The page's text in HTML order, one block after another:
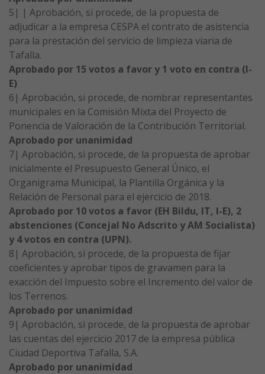
5| | Aprobación, si procede, de la propuesta de
adjudicar a la empresa CESPA el contrato de asistencia
para la prestación del servicio de limpieza viaria de
Tafalla.
Aprobado por 15 votos a favor y 1 voto en contra (I-
E)
6| Aprobación, si procede, de nombrar representantes
municipales en la Comisión Mixta del Proyecto de
Ponencia de Valoración de la Contribución Territorial.
Aprobado por unanimidad
7| Aprobación, si procede, de la propuesta de aprobar
inicialmente el Presupuesto General Único, el
Organigrama Municipal, la Plantilla Orgánica y la
Relación de Personal para el ejercicio de 2018.
Aprobado por 10 votos a favor (EH Bildu, IT, I-E), 2
abstenciones (Concejal No Adscrito y AM Socialista)
y 4 votos en contra (UPN).
8| Aprobación, si procede, de la propuesta de fijar
coeficientes y aprobar tipos de gravamen para la
exacción del Impuesto sobre el Incremento del valor de
los Terrenos.
Aprobado por unanimidad
9| Aprobación, si procede, de la propuesta de aprobar
las cuentas del ejercicio 2017 de la empresa pública
Ciudad Deportiva Tafalla, S.A.
Aprobado por unanimidad